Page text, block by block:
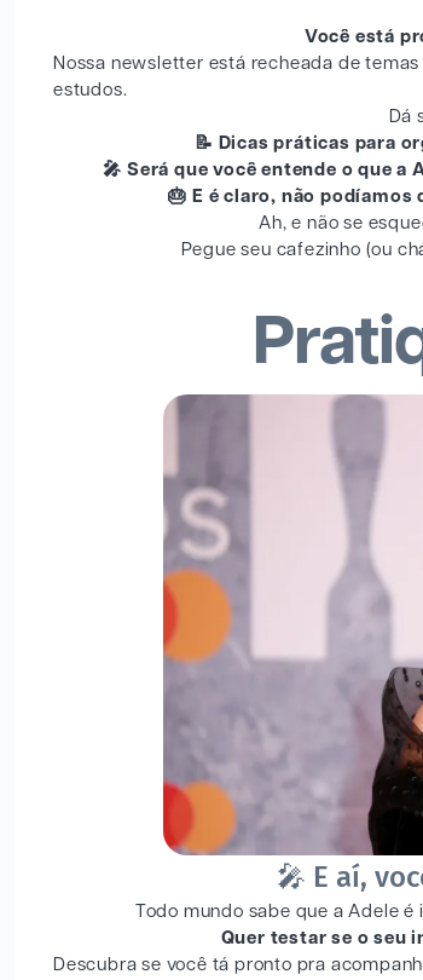
Você está
Nossa newsletter está recheada de
estudos.
Dá
📝 Dicas práticas para
🎤 Será que você entende o que
🎂 E é claro, não
Ah, e não se
Pegue seu cafezinho (ou
🎤 E aí,
Todo mundo sabe que a Adele é
Quer testar se o seu
Descubra se você tá pronto pra